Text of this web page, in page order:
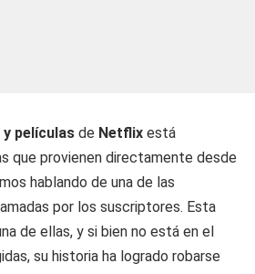
películas de Netflix está
que provienen directamente desde
hablando de una de las
por los suscriptores. Esta
de ellas, y si bien no está en el
su historia ha logrado robarse